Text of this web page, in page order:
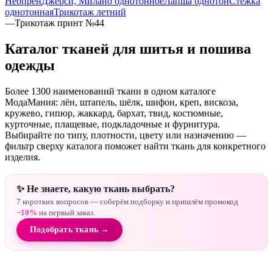
однотоннаяТрикотаж летний
—Трикотаж принт №44
Каталог тканей для шитья и пошива
одежды
Более 1300 наименований ткани в одном каталоге
МодаМания: лён, штапель, шёлк, шифон, креп, вискоза,
кружево, гипюр, жаккард, бархат, твид, костюмные,
курточные, плащевые, подкладочные и фурнитура.
Выбирайте по типу, плотности, цвету или назначению —
фильтр сверху каталога поможет найти ткань для конкретного
изделия.
✨ Не знаете, какую ткань выбрать?
7 коротких вопросов — соберём подборку и пришлём промокод
−10% на первый заказ.
Подобрать ткань →